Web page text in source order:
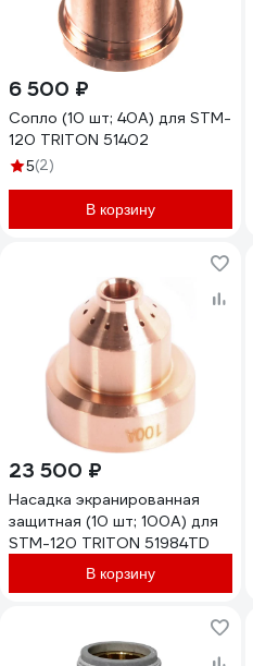
6 500 ₽
Сопло (10 шт; 40А) для STM-
120 TRITON 51402
5(2)
В корзину
23 500 ₽
Насадка экранированная
защитная (10 шт; 100А) для
STM-120 TRITON 51984TD
В корзину